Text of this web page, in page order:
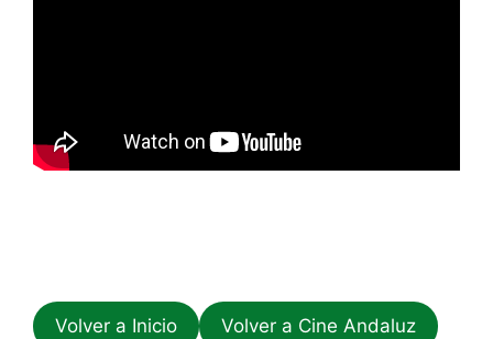
Volver a Inicio Volver a Cine Andaluz